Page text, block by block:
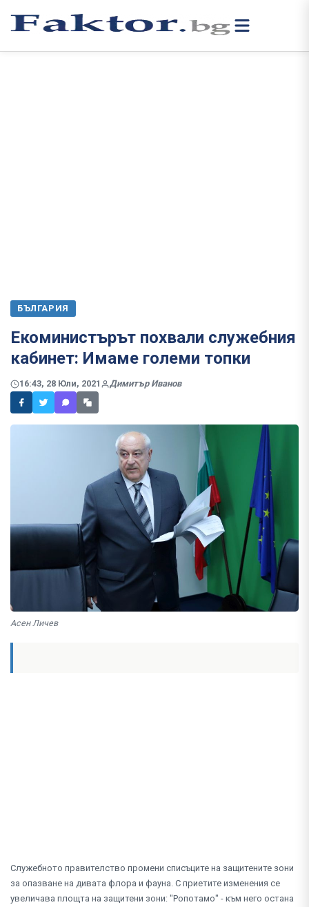
БЪЛГАРИЯ
Екоминистърът похвали служебния
кабинет: Имаме големи топки
16:43, 28 Юли, 2021 Димитър Иванов
Асен Личев
Служебното правителство промени списъците на защитените зони
за опазване на дивата флора и фауна. С приетите изменения се
увеличава площта на защитени зони: "Ропотамо" - към него остана